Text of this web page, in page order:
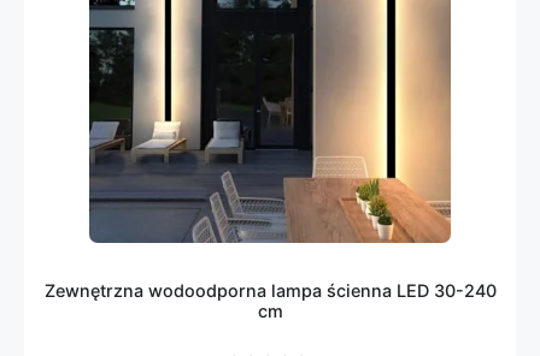
Zewnętrzna wodoodporna lampa ścienna LED 30-240
cm